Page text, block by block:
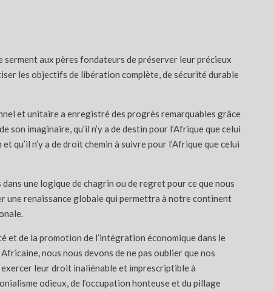
aux pères fondateurs de préserver leur précieux
les objectifs de libération complète, de sécurité durable
et unitaire a enregistré des progrès remarquables grâce
imaginaire, qu’il n’y a de destin pour l’Afrique que celui
qu’il n’y a de droit chemin à suivre pour l’Afrique que celui
une logique de chagrin ou de regret pour ce que nous
une renaissance globale qui permettra à notre continent
et de la promotion de l’intégration économique dans le
nous nous devons de ne pas oublier que nos
leur droit inaliénable et imprescriptible à
odieux, de l’occupation honteuse et du pillage